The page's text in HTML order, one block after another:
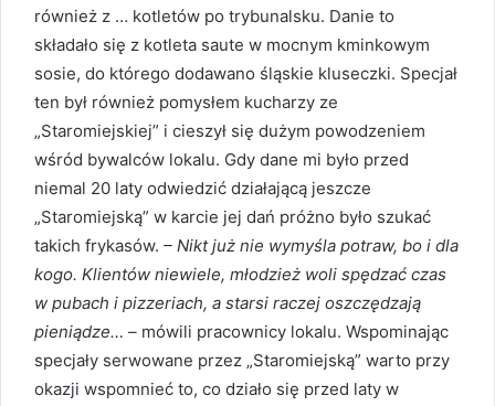
również z … kotletów po trybunalsku. Danie to
składało się z kotleta saute w mocnym kminkowym
sosie, do którego dodawano śląskie kluseczki. Specjał
ten był również pomysłem kucharzy ze
„Staromiejskiej” i cieszył się dużym powodzeniem
wśród bywalców lokalu. Gdy dane mi było przed
niemal 20 laty odwiedzić działającą jeszcze
„Staromiejską” w karcie jej dań próżno było szukać
takich frykasów. – Nikt już nie wymyśla potraw, bo i dla
kogo. Klientów niewiele, młodzież woli spędzać czas
w pubach i pizzeriach, a starsi raczej oszczędzają
pieniądze… – mówili pracownicy lokalu. Wspominając
specjały serwowane przez „Staromiejską” warto przy
okazji wspomnieć to, co działo się przed laty w